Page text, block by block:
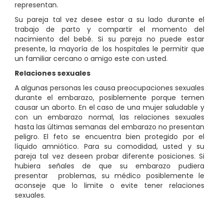
representan.
Su pareja tal vez desee estar a su lado durante el
trabajo de parto y compartir el momento del
nacimiento del bebé. Si su pareja no puede estar
presente, la mayoría de los hospitales le permitir que
un familiar cercano o amigo este con usted.
Relaciones sexuales
A algunas personas les causa preocupaciones sexuales
durante el embarazo, posiblemente porque temen
causar un aborto. En el caso de una mujer saludable y
con un embarazo normal, las relaciones sexuales
hasta las últimas semanas del embarazo no presentan
peligro. El feto se encuentra bien protegido por el
líquido amniótico. Para su comodidad, usted y su
pareja tal vez deseen probar diferente posiciones. Si
hubiera señales de que su embarazo pudiera
presentar problemas, su médico posiblemente le
aconseje que lo limite o evite tener relaciones
sexuales.